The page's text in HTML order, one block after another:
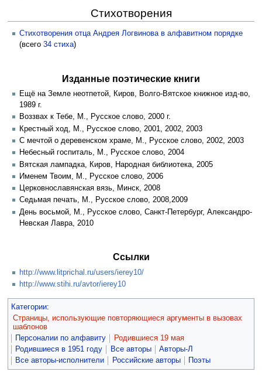
Стихотворения
Стихотворения отца Андрея Логвинова в алфавитном порядке
(всего 34 стиха)
Изданные поэтические книги
Ещё на Земле неотпетой, Киров, Волго-Вятское книжное изд-во,
1989 г.
Воззвах к Тебе, М., Русское слово, 2000 г.
Крестный ход, М., Русское слово, 2001, 2002, 2003
С мечтой о деревенском храме, М., Русское слово, 2002, 2003
Небесный госпиталь, М., Русское слово, 2004
Вятская лампадка, Киров, Народная библиотека, 2005
Именем Твоим, М., Русское слово, 2006
Церковнославянская вязь, Минск, 2008
Седьмая печать, М., Русское слово, 2008,2009
День восьмой, М., Русское слово, Санкт-Петербург, Александро-
Невская Лавра, 2010
Ссылки
http://www.litprichal.ru/users/ierey10/
http://www.stihi.ru/avtor/ierey10
Категории:
Страницы, использующие повторяющиеся аргументы в вызовах
шаблонов
Персоналии по алфавиту
Родившиеся 19 мая
Родившиеся в 1951 году
Все авторы
Авторы-Л
Все авторы-исполнители
Российские авторы Поэты